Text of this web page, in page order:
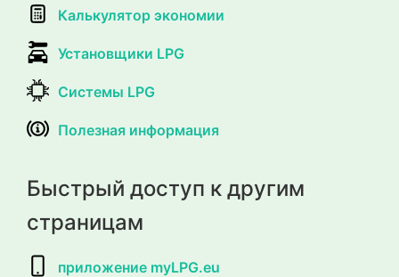
Калькулятор экономии
Установщики LPG
Системы LPG
Полезная информация
Быстрый доступ к другим
страницам
приложение myLPG.eu